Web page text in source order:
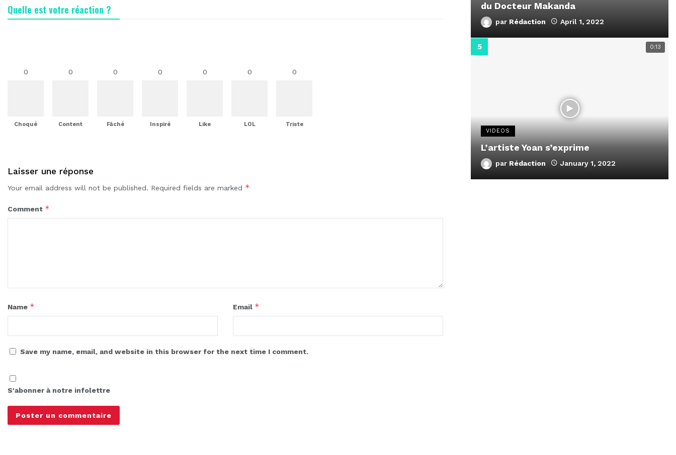
Quelle est votre réaction ?
0
Choqué
0
Content
0
Fâché
0
Inspiré
0
Like
0
LOL
0
Triste
Laisser une réponse
Your email address will not be published. Required fields are marked *
Comment *
Name * Email *
Save my name, email, and website in this browser for the next time I comment.
S'abonner à notre infolettre
du Docteur Makanda
par Rédaction April 1, 2022
0:13
VIDEOS
L’artiste Yoan s’exprime
par Rédaction January 1, 2022